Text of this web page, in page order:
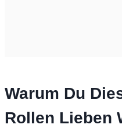
Warum Du
Rollen Lieben